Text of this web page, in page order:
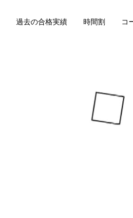
過去の合格実績 時間割 コ